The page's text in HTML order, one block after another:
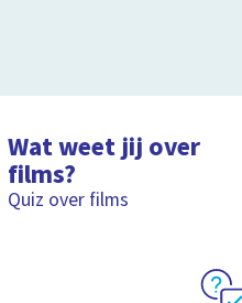
Wat weet jij over
films?
Quiz over films